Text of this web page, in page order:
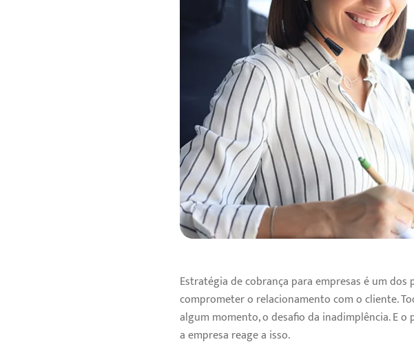
Estratégia de cobrança para empresas é um
comprometer o relacionamento com o cliente.
algum momento, o desafio da inadimplência. E
a empresa reage a isso.